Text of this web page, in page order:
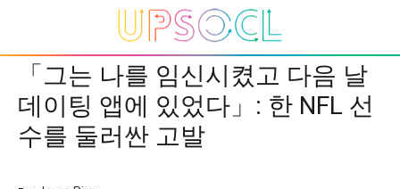
「그는 나를 임신시켰고 다음 날
데이팅 앱에 있었다」: 한 NFL 선
수를 둘러싼 고발